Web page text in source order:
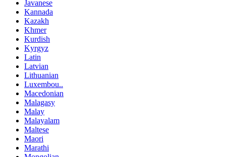
Javanese
Kannada
Kazakh
Khmer
Kurdish
Kyrgyz
Latin
Latvian
Lithuanian
Luxembou..
Macedonian
Malagasy
Malay
Malayalam
Maltese
Maori
Marathi